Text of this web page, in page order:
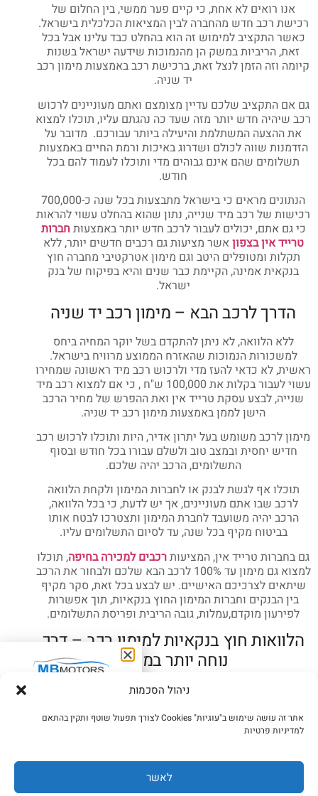
ניהול הסכמות
אתר זה עושה שימוש ב"עוגיות" Cookies לצורך תפעול שוטף ותקין בהתאם
למדיניות פרטיות
לאשר
אנו רואים לא אחת, כי קיים פער ממשי, בין החלום של
רכישת רכב חדש מהחברה לבין המציאות הכלכלית בישראל.
כאשר התקציב למימוש זה הוא בהחלט כבד עלינו אבל בכל
זאת, הריביות במשק הן מהנמוכות שידעה ישראל בשנות
קיומה וזה הזמן לנצל זאת, ברכישת רכב באמצעות מימון רכב
יד שניה.
גם אם התקציב שלכם עדיין מצומצם ואתם מעוניינים לרכוש
רכב שיהיה חדש יותר מזה שעד כה נהגתם עליו, תוכלו למצוא
את ההצעה המשתלמת והיעילה ביותר עבורכם. מדובר על
הזדמנות שווה לכולם ושדרוג באיכות ורמת החיים באמצעות
תשלומים שהם אינם גבוהים מדי ותוכלו לעמוד להם בכל
חודש.
הנתונים מראים כי בישראל מתבצעות בכל שנה כ-700,000
רכישות של רכב מיד שנייה, נתון שהוא בהחלט עשוי להראות
כי גם אתם, יכולים לעבור לרכב חדש יותר באמצעותחברות
טרייד אין בצפוןאשר מציעות גם רכבים חדשים יותר, ללא
תקלות ומטופלים היטב וגם מימון אטרקטיבי מחברה חוץ
בנקאית אמינה, הקיימת כבר שנים והיא בפיקוח של בנק
ישראל.
הדרך לרכב הבא – מימון רכב יד שניה
ללא הלוואה, לא ניתן להתקדם בשל יוקר המחיה ביחס
למשכורות הנמוכות שהאזרח הממוצע מרוויח בישראל.
ראשית, לא כדאי להעז מדי ולרכוש רכב מיד ראשונה שמחירו
עשוי לעבור בקלות את 100,000 ש"ח , כי אם למצוא רכב מיד
שנייה, לבצע עסקת טרייד אין ואת ההפרש של מחיר הרכב
הישן לממן באמצעות מימון רכב יד שניה.
מימון לרכב משומש בעל יתרון אדיר, היות ותוכלו לרכוש רכב
חדיש יחסית ובמצב טוב ולשלם עבורו בכל חודש ובסוף
התשלומים, הרכב יהיה שלכם.
תוכלו אף לגשת לבנק או לחברות המימון ולקחת הלוואה
לרכב שבו אתם מעוניינים, אך יש לדעת, כי בכל הלוואה,
הרכב יהיה משועבד לחברת המימון ותצטרכו לבטח אותו
בביטוח מקיף בכל שנה, עד לסיום התשלומים עליו.
גם בחברות טרייד אין, המציעותרכבים למכירה בחיפה, תוכלו
למצוא גם מימון עד 100% לרכב הבא שלכם ולבחור את הרכב
שיתאים לצרכיכם האישיים. יש לבצע בכל זאת, סקר מקיף
בין הבנקים וחברות המימון החוץ בנקאיות, תוך אפשרות
לפירעון מוקדם,עמלות, גובה הריבית ופריסת התשלומים.
הלוואות חוץ בנקאיות למימון רכב – דרך
נוחה יותר במימון
הלוואה לרכב מיד שנייה, תהיה נוחה וזולה יותר, מאשר
של הבנקים ואף אינם מעוניינים לפגוע באובליגו הבנקאי
שלהם ולכן, הדרך הנוחה והטובה ביותר, הינה למצוא חברות
ימי עסקים.
גם את כל השירותים הנלווים שתוכלו למצוא תחת קורת גג
בואו נתאם פגישה